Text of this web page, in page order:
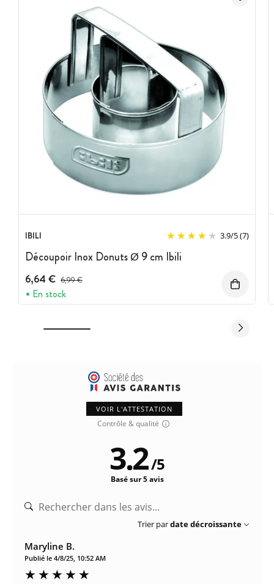
IBILI 3.9/5(7)
Découpoir Inox Donuts Ø 9 cm Ibili
6,64 € Prix avant réduction :
6,99 €
En stock
VOIR L'ATTESTATION
Contrôle & qualité
3.2/5
Basé sur 5 avis
Trier pardate décroissante
Maryline B.
Publié le 4/8/25, 10:52 AM